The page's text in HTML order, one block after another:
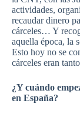
actividades,
recaudar dinero
cárceles… Y
aquella época, la
Esto hoy no se
cárceles eran
¿Y cuándo
en España?